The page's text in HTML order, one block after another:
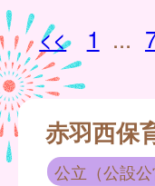
<< 1 ...
赤羽西保
公立（公設公